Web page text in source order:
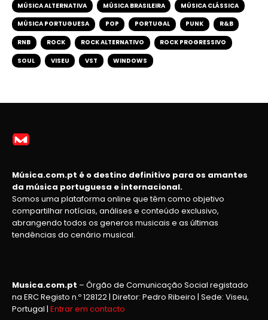
MÚSICA ALTERNATIVA MÚSICA BRASILEIRA MÚSICA CLÁSSICA
MÚSICA PORTUGUESA POP PORTUGAL PUNK R&B
RNB ROCK ROCK ALTERNATIVO ROCK PROGRESSIVO
SOUL VISEU VST WINDOWS
Música.com.pt é o destino definitivo para os amantes
da música portuguesa e internacional.
Somos uma plataforma online que têm como objetivo
compartilhar notícias, análises e conteúdo exclusivo,
abrangendo todos os generos musicais e as últimas
tendências do cenário musical.
Musica.com.pt – Órgão de Comunicação Social registado
na ERC Registo n.º 128122 | Diretor: Pedro Ribeiro | Sede: Viseu,
Portugal | Entrar em contacto